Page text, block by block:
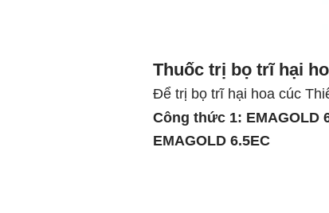
Thuốc trị bọ trĩ hại
Để trị bọ trĩ hại hoa cúc
Công thức 1: EMAGOLD
EMAGOLD 6.5EC